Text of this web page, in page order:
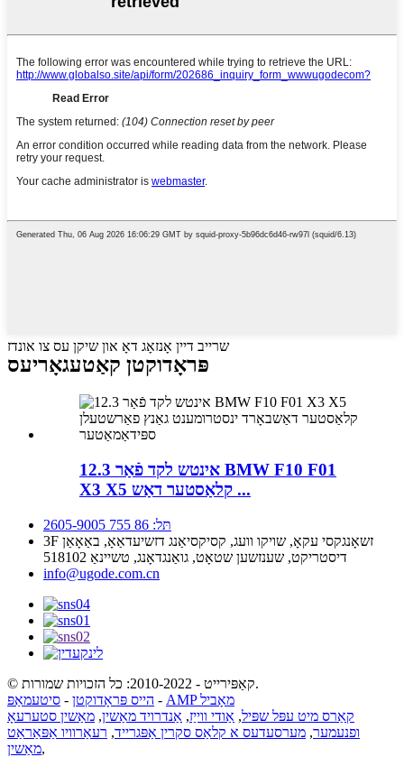
שרייב דיין אָנזאָג דאָ און שיקן עס צו אונדז
פּראָדוקטן קאַטעגאָריעס
12.3 אינטש לקד פֿאַר BMW F10 F01
X3 X5 קלאַסטער דאַש ...
תּל: 86 755 2605-9005
3F זשאָנגקסי עקאָ, שויקו וועג, קסיקסיאַנג דזשיעדאַאָ, באַאָאַן
דיסטריקט, שענזשען שטאָט, גואַנגדאָנג, טשיינאַ 518102
info@ugode.com.cn
© קאַפּירייט - 2010-2022: כל הזכויות שמורות.
הייס פּראָדוקטן - סיטעמאַפּ -
AMP מאָביל
קאַרס מיט עפּל שפּיל, אַודי ווייַז, אַנדרויד מאַשין, מאַשין סטערעאָ
ופנעמער, מערסעדעס א קלאַס סקרין אַפּגרייד, רעאַרוויו אַפּאַראַט
מאַשין,